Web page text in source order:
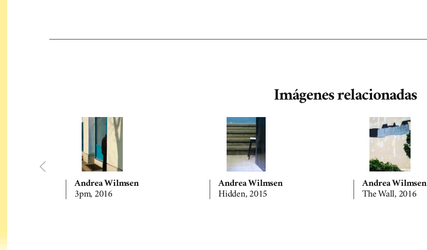
Imágenes relacionadas
Andrea Wilmsen
3pm, 2016
Andrea Wilmsen
Hidden, 2015
Andrea Wilmsen
The Wall, 2016